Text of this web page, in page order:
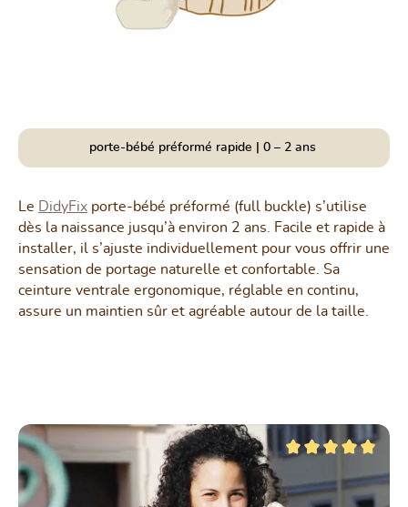
porte-bébé préformé rapide | 0 – 2 ans
Le DidyFix porte-bébé préformé (full buckle) s’utilise
dès la naissance jusqu’à environ 2 ans. Facile et rapide à
installer, il s’ajuste individuellement pour vous offrir une
sensation de portage naturelle et confortable. Sa
ceinture ventrale ergonomique, réglable en continu,
assure un maintien sûr et agréable autour de la taille.
Ignorer la galerie de produits
5 étoiles